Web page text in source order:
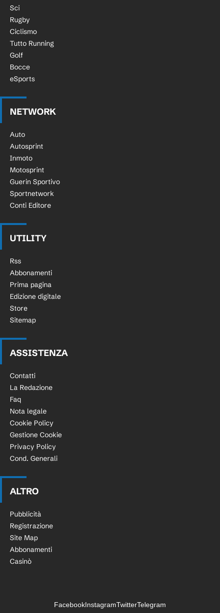
Sci
Rugby
Ciclismo
Tutto Running
Golf
Bocce
eSports
NETWORK
Auto
Autosprint
Inmoto
Motosprint
Guerin Sportivo
Sportnetwork
Conti Editore
UTILITY
Rss
Abbonamenti
Prima pagina
Edizione digitale
Store
Sitemap
ASSISTENZA
Contatti
La Redazione
Faq
Nota legale
Cookie Policy
Gestione Cookie
Privacy Policy
Cond. Generali
ALTRO
Pubblicità
Registrazione
Site Map
Abbonamenti
Casinò
FacebookInstagramTwitterTelegram